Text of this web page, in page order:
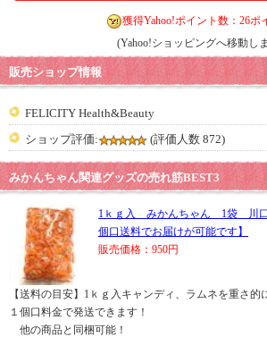
獲得Yahoo!ポイント数：26ポ
(Yahoo!ショッピングへ移動し
販売ショップ情報
FELICITY Health&Beauty
ショップ評価:
(評価人数 872)
みかんちゃん関連グッズの売れ筋BEST3
1ｋｇ入 みかんちゃん 1袋 川
個口送料でお届けが可能です】
販売価格：950円
【送料の目安】1ｋｇ入キャンディ、ラムネを重さ的
１個口料金で発送できます！
他の商品と同梱可能！